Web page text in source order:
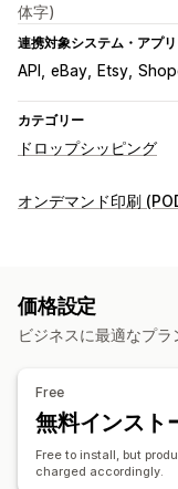
体字)
連携対象システム・アプリ
API eBay Etsy
カテゴリー
ドロップシッピング
販売可能な商品
ビジネス・事務用品
アメリカ合衆国
オンデマンド印刷
モックアップジェネレ
カスタムテンプレート
バッグ ブランケット
ホリデーギフト
ペッ
配送オプション
価格設定
ビジネスに最適なプラ
Free
無料インスト
Free to install, but
charged accordingly.